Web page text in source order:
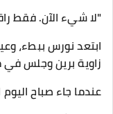
"لا شيء الآن. فقط
ابتعد نورس ببطء،
زاوية برين وجلس في
عندما جاء صباح